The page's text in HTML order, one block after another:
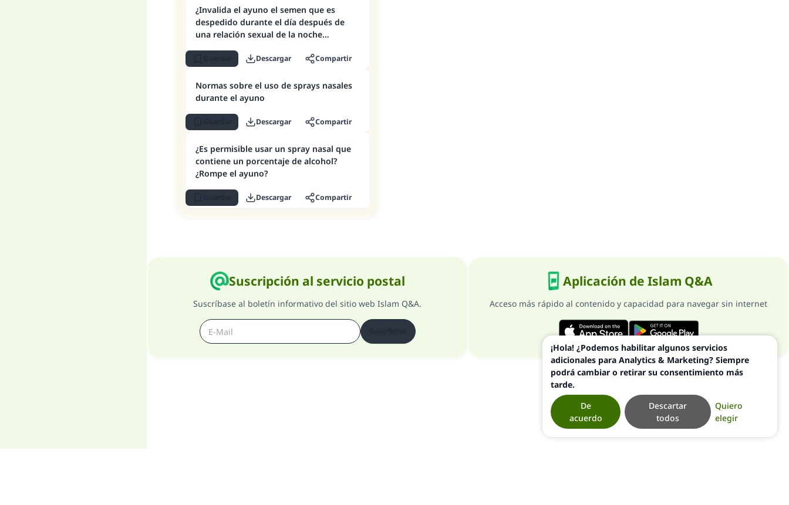
¿Invalida el ayuno el semen que es
despedido durante el día después de
una relación sexual de la noche
Descargar Compartir
Normas sobre el uso de sprays nasales
durante el ayuno
Descargar Compartir
¿Es permisible usar un spray nasal que
contiene un porcentaje de alcohol?
¿Rompe el ayuno?
Descargar Compartir
Suscripción al servicio postal
Suscríbase al boletín informativo del sitio web Islam Q&A.
Aplicación de Islam Q&A
Acceso más rápido al contenido y capacidad para navegar sin internet
¡Hola! ¿Podemos habilitar algunos servicios
adicionales para Analytics & Marketing? Siempre
podrá cambiar o retirar su consentimiento más
tarde.
Quiero
elegir
Descartar
todos
De
acuerdo